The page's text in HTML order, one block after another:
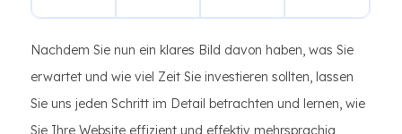
Nachdem Sie nun ein klares Bild davon haben, was Sie
erwartet und wie viel Zeit Sie investieren sollten, lassen
Sie uns jeden Schritt im Detail betrachten und lernen, wie
Sie Ihre Website effizient und effektiv mehrsprachig